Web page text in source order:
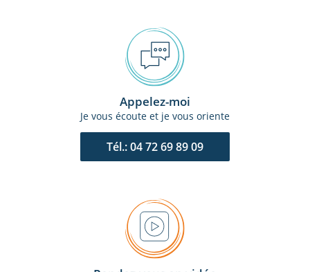
Appelez-moi
Je vous écoute et je vous oriente
Tél.: 04 72 69 89 09